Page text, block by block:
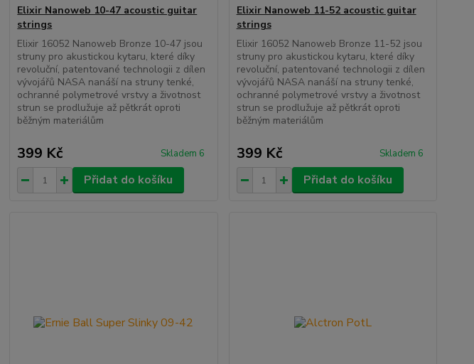
Elixir Nanoweb 10-47 acoustic guitar
strings
Elixir 16052 Nanoweb Bronze 10-47 jsou
struny pro akustickou kytaru, které díky
revoluční, patentované technologii z dílen
vývojářů NASA nanáší na struny tenké,
ochranné polymetrové vrstvy a životnost
strun se prodlužuje až pětkrát oproti
běžným materiálům
399 Kč Skladem 6
Přidat do košíku
Elixir Nanoweb 11-52 acoustic guitar
strings
Elixir 16052 Nanoweb Bronze 11-52 jsou
struny pro akustickou kytaru, které díky
revoluční, patentované technologii z dílen
vývojářů NASA nanáší na struny tenké,
ochranné polymetrové vrstvy a životnost
strun se prodlužuje až pětkrát oproti
běžným materiálům
399 Kč Skladem 6
Přidat do košíku